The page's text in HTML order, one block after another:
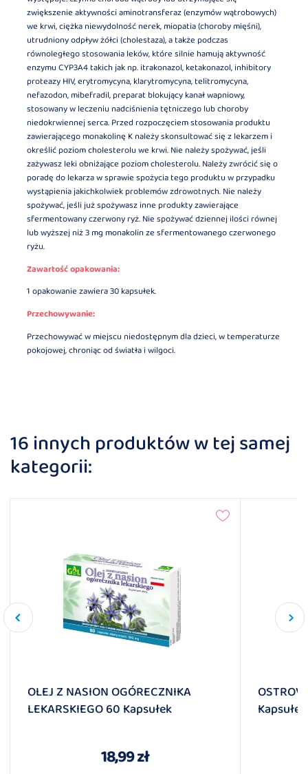
zwiększenie aktywności aminotransferaz (enzymów wątrobowych)
we krwi, ciężka niewydolność nerek, miopatia (choroby mięśni),
utrudniony odpływ żółci (cholestaza), a także podczas
równoległego stosowania leków, które silnie hamują aktywność
enzymu CYP3A4 takich jak np. itrakonazol, ketakonazol, inhibitory
proteazy HIV, erytromycyna, klarytromycyna, telitromycyna,
nefazodon, mibefradil, preparat blokujący kanał wapniowy,
stosowany w leczeniu nadciśnienia tętniczego lub choroby
niedokrwiennej serca. Przed rozpoczęciem stosowania produktu
zawierającego monakolinę K należy skonsultować się z lekarzem i
określić poziom cholesterolu we krwi. Nie należy spożywać, jeśli
zażywasz leki obniżające poziom cholesterolu. Należy zwrócić się o
poradę do lekarza w sprawie spożycia tego produktu w przypadku
wystąpienia jakichkolwiek problemów zdrowotnych. Nie należy
spożywać, jeśli już spożywasz inne produkty zawierające
sfermentowany czerwony ryż. Nie spożywać dziennej ilości równej
lub wyższej niż 3 mg monakolin ze sfermentowanego czerwonego
ryżu.
Zawartość opakowania:
1 opakowanie zawiera 30 kapsułek.
Przechowywanie:
Przechowywać w miejscu niedostępnym dla dzieci, w temperaturze
pokojowej, chroniąc od światła i wilgoci.
16 innych produktów w tej samej
kategorii:
OLEJ Z NASION OGÓRECZNIKA
LEKARSKIEGO 60 Kapsułek
18,99 zł
Kapsułek